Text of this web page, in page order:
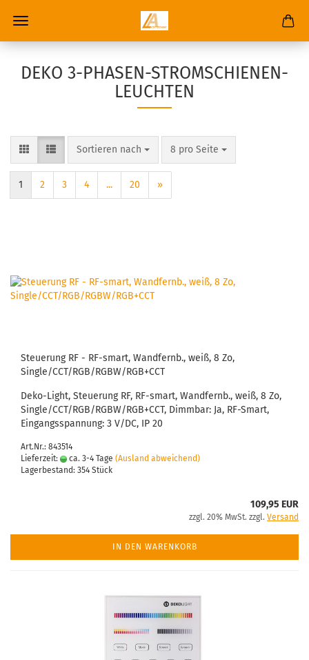
ONLINE-SHOP LICHT-AUSTRIA.AT
DEKO 3-PHASEN-STROMSCHIENEN-
LEUCHTEN
Sortieren nach
Sortieren nach 8 pro Seite
pro Seite
1 2 3 4 ... 20 »
Steuerung RF - RF-smart, Wandfernb., weiß, 8 Zo,
Single/CCT/RGB/RGBW/RGB+CCT
Deko-Light, Steuerung RF, RF-smart, Wandfernb., weiß, 8 Zo,
Single/CCT/RGB/RGBW/RGB+CCT, Dimmbar: Ja, RF-Smart,
Eingangsspannung: 3 V/DC, IP 20
Art.Nr.: 843514
Lieferzeit:
ca. 3-4 Tage (Ausland abweichend)
Lagerbestand: 354 Stück
109,95 EUR
zzgl. 20% MwSt. zzgl. Versand
IN DEN WARENKORB